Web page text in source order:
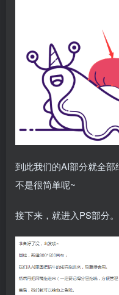
到此我们的AI部分就全
不是很简单呢~
接下来，就进入PS部分。